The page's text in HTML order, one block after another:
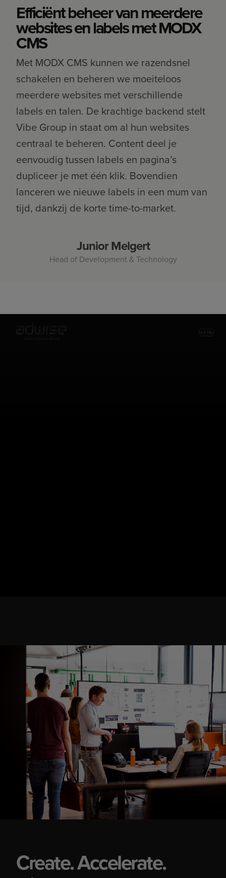
Efficiënt beheer van meerdere
websites en labels met MODX
CMS
Met MODX CMS kunnen we razendsnel
schakelen en beheren we moeiteloos
meerdere websites met verschillende
labels en talen. De krachtige backend stelt
Vibe Group in staat om al hun websites
centraal te beheren. Content deel je
eenvoudig tussen labels en pagina’s
dupliceer je met één klik. Bovendien
lanceren we nieuwe labels in een mum van
tijd, dankzij de korte time-to-market.
Junior Melgert
Head of Development & Technology
Create. Accelerate.